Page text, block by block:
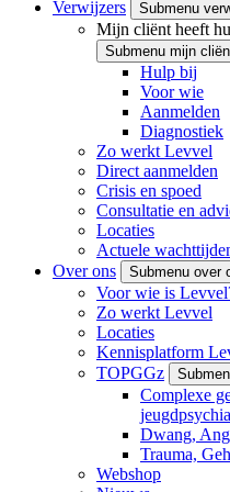
Verwijzers Submenu
Mijn cliënt heeft
Submenu mijn
Hulp bij
Voor wie
Aanmelden
Diagnostiek
Zo werkt Levvel
Direct aanmelden
Crisis en spoed
Consultatie en
Locaties
Actuele
Over ons
Submenu over
Voor wie is
Zo werkt Levvel
Locaties
Kennisplatform
TOPGGz
Complexe
Dwang,
Trauma,
Webshop